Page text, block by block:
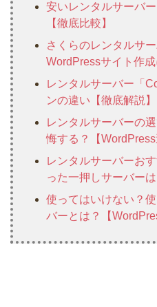
安いレンタルサーバ
【徹底比較】
さくらのレンタルサ
WordPressサイト作
レンタルサーバー「
ンの違い【徹底解説】
レンタルサーバーの
悔する？【WordPress
レンタルサーバーお
った一押しサーバー
使ってはいけない？
バーとは？【